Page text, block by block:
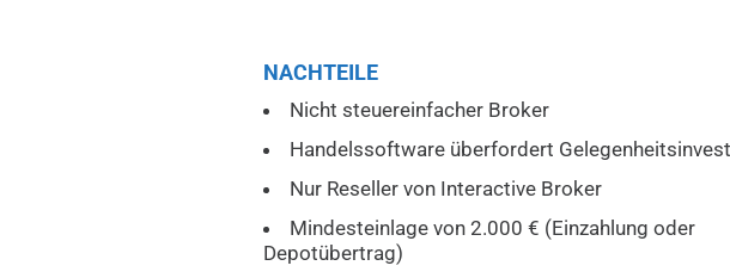
NACHTEILE
Nicht steuereinfacher Broker
Handelssoftware überfordert
Nur Reseller von Interactive Broker
Mindesteinlage von 2.000 € (Einzahlung oder
Depotübertrag)